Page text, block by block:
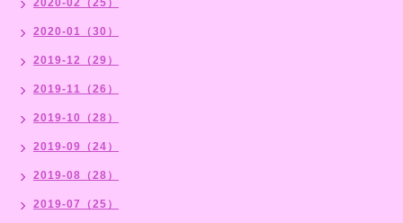
2020-01（30）
2019-12（29）
2019-11（26）
2019-10（28）
2019-09（24）
2019-08（28）
2019-07（25）